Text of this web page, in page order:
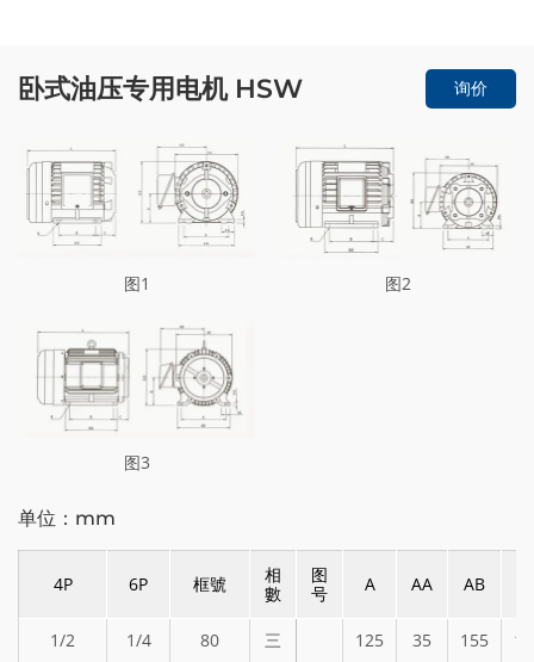
卧式油压专用电机 HSW 询价
图1 图2
图3
单位：mm
4P 6P 框號
相
數
图
号
A AA AB
1/2 1/4 80
三
125 35 155